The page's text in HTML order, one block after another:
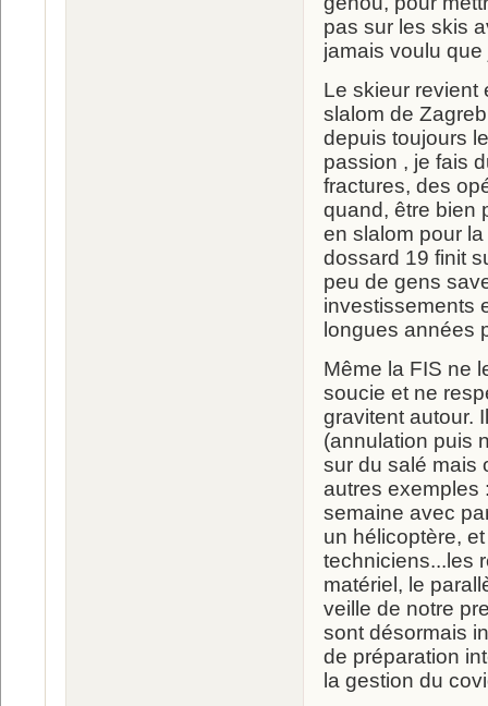
pas sur les skis
jamais voulu
Le skieur revient
slalom de
depuis toujours
passion , je fais
fractures, des
quand, être bien
en slalom pour
dossard 19 finit
peu de gens
investissements
longues années
Même la FIS ne
soucie et ne
gravitent autour.
(annulation puis
sur du salé mais
autres exemples
semaine avec
un hélicoptère,
techniciens...les
matériel, le
veille de notre
sont désormais
de préparation
la gestion du